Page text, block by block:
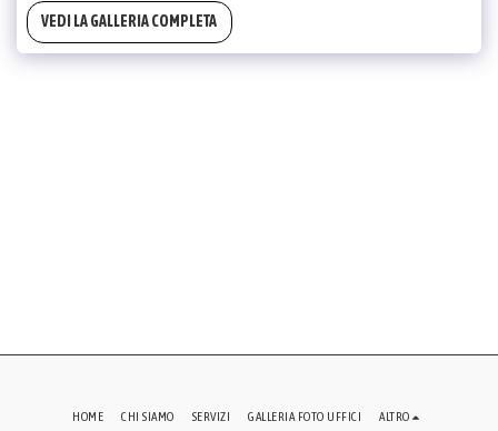
VEDI LA GALLERIA COMPLETA
HOME CHI SIAMO SERVIZI GALLERIA FOTO UFFICI ALTRO